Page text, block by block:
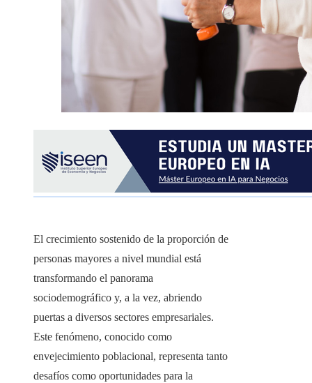
El crecimiento sostenido de la proporción de
personas mayores a nivel mundial está
transformando el panorama
sociodemográfico y, a la vez, abriendo
puertas a diversos sectores empresariales.
Este fenómeno, conocido como
envejecimiento poblacional, representa tanto
desafíos como oportunidades para la